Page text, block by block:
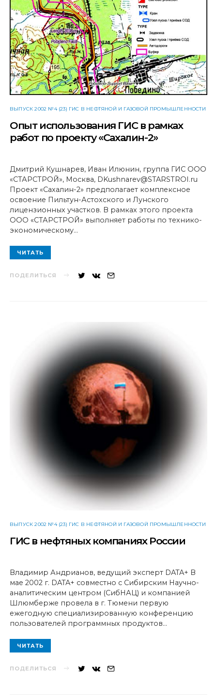
ВЫПУСК 2002 №4 (23) ГИС В НЕФТЯНОЙ И ГАЗОВОЙ ПРОМЫШЛЕННОСТИ
Опыт использования ГИС в рамках
работ по проекту «Сахалин-2»
Дмитрий Кушнарев, Иван Илюнин, группа ГИС ООО
«СТАРСТРОЙ», Москва, DKushnarev@STARSTROI.ru
Проект «Сахалин-2» предполагает комплексное
освоение Пильтун-Астохского и Лунского
лицензионных участков. В рамках этого проекта
ООО «СТАРСТРОЙ» выполняет работы по технико-
экономическому…
ЧИТАТЬ
ПОДЕЛИТЬСЯ
ВЫПУСК 2002 №4 (23) ГИС В НЕФТЯНОЙ И ГАЗОВОЙ ПРОМЫШЛЕННОСТИ
ГИС в нефтяных компаниях России
Владимир Андрианов, ведущий эксперт DATA+ В
мае 2002 г. DATA+ совместно с Сибирским Научно-
аналитическим центром (СибНАЦ) и компанией
Шлюмберже провела в г. Тюмени первую
ежегодную специализированную конференцию
пользователей программных продуктов…
ЧИТАТЬ
ПОДЕЛИТЬСЯ